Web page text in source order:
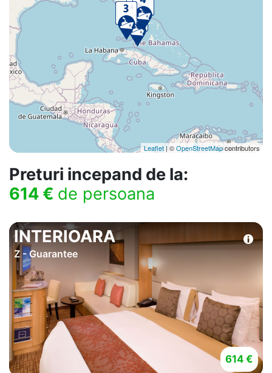
Leaflet | ©OpenStreetMapcontributors
Preturi incepand de la:
614 € de persoana
INTERIOARA
Z - Guarantee
614 €